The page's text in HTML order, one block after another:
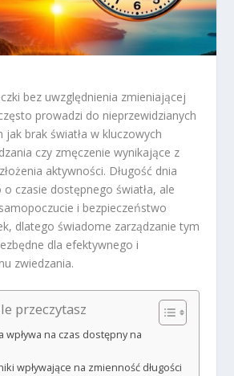
bez uwzględnienia zmieniającej
prowadzi do nieprzewidzianych
jak brak światła w kluczowych
czy zmęczenie wynikające z
aktywności. Długość dnia
czasie dostępnego światła, ale
i bezpieczeństwo
dlatego świadome zarządzanie tym
dla efektywnego i
zwiedzania.
przeczytasz
wpływa na czas dostępny na
wpływające na zmienność długości